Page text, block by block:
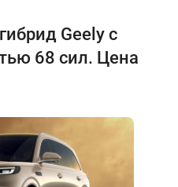
Geely с
68 сил. Цена